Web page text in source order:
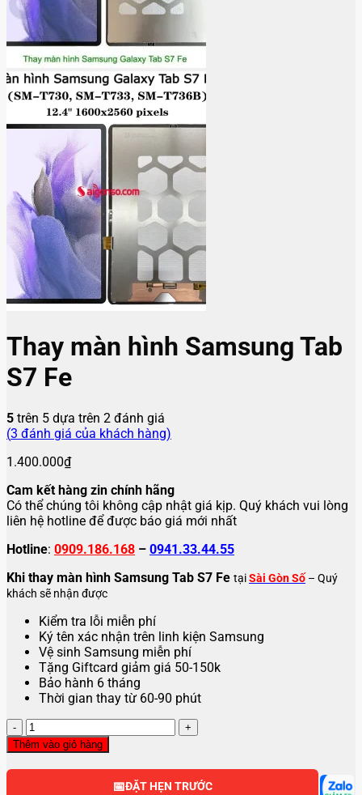
Thay màn hình Samsung Tab
S7 Fe
5 trên 5 dựa trên 2 đánh giá
(3 đánh giá của khách hàng)
1.400.000₫
Cam kết hàng zin chính hãng
Có thể chúng tôi không cập nhật giá kịp. Quý khách vui lòng
liên hệ hotline để được báo giá mới nhất
Hotline: 0909.186.168 – 0941.33.44.55
Khi thay màn hình Samsung Tab S7 Fe tạiSài Gòn Số – Quý
khách sẽ nhận được
Kiểm tra lỗi miễn phí
Ký tên xác nhận trên linh kiện Samsung
Vệ sinh Samsung miễn phí
Tặng Giftcard giảm giá 50-150k
Bảo hành 6 tháng
Thời gian thay từ 60-90 phút
Thay
màn
hình
Samsung
Thêm vào giỏ hàng
📅ĐẶT HẸN TRƯỚC